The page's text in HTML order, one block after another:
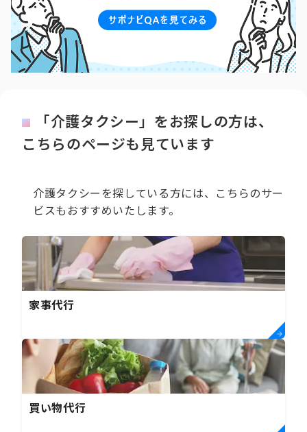
「介護タクシー」をお探しの方は、
こちらのページも見ています
介護タクシーを探している方には、こちらのサー
ビスもおすすめいたします。
家事代行
買い物代行